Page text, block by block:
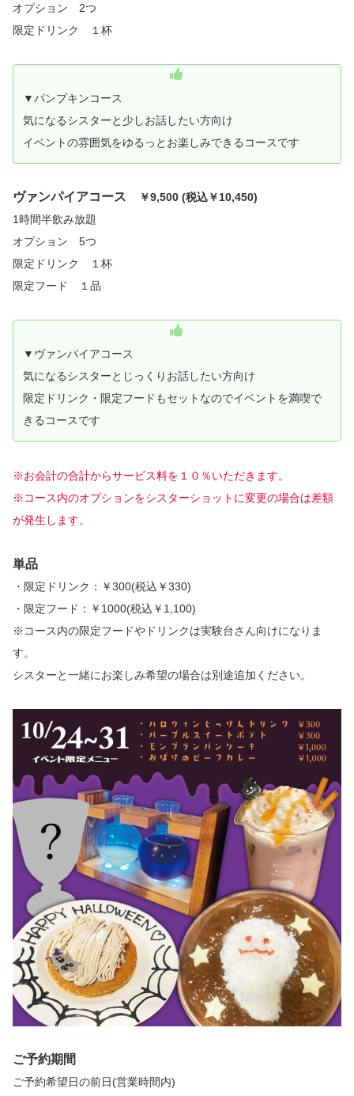
オプション 2つ
限定ドリンク １杯
▼パンプキンコース
気になるシスターと少しお話したい方向け
イベントの雰囲気をゆるっとお楽しみできるコースです
ヴァンパイアコース
￥9,500 (税込￥10,450)
1時間半飲み放題
オプション 5つ
限定ドリンク １杯
限定フード １品
▼ヴァンパイアコース
気になるシスターとじっくりお話したい方向け
限定ドリンク・限定フードもセットなのでイベントを満喫で
きるコースです
※お会計の合計からサービス料を１０％いただきます。
※コース内のオプションをシスターショットに変更の場合は差額
が発生します。
単品
・限定ドリンク：￥300(税込￥330)
・限定フード：￥1000(税込￥1,100)
※コース内の限定フードやドリンクは実験台さん向けになりま
す。
シスターと一緒にお楽しみ希望の場合は別途追加ください。
ご予約期間
ご予約希望日の前日(営業時間内)